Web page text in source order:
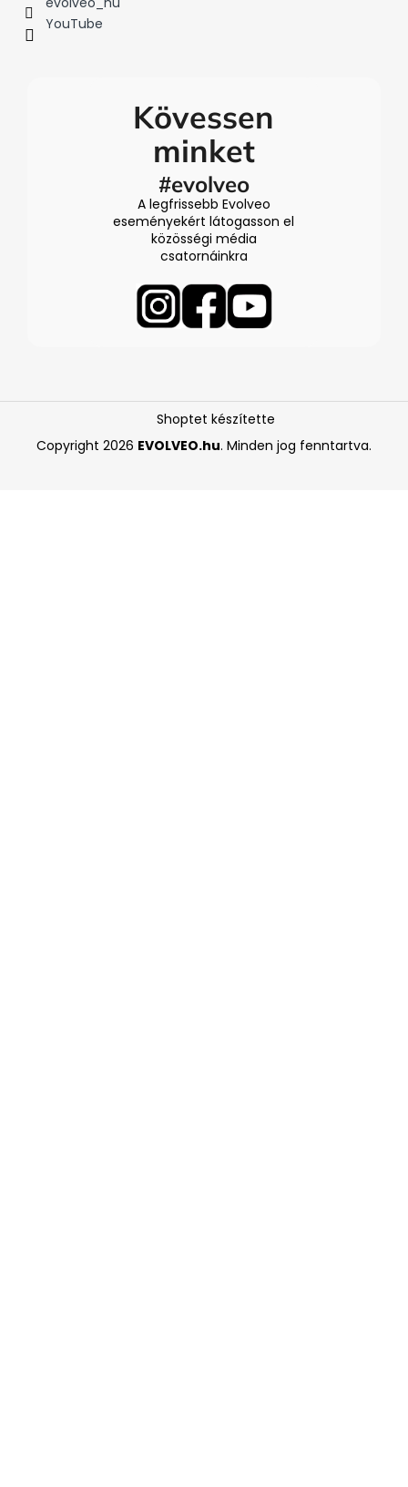
YouTube
Kövessen
minket
#evolveo
A legfrissebb Evolveo
eseményekért látogasson el
közösségi média
csatornáinkra
Shoptet készítette
Copyright 2026 EVOLVEO.hu. Minden jog fenntartva.